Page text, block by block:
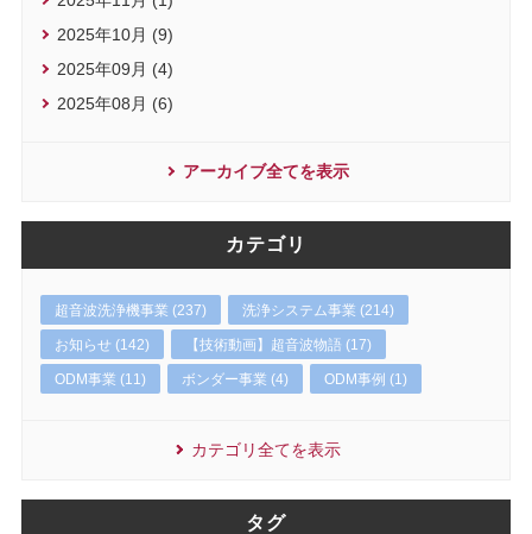
2025年10月 (9)
2025年09月 (4)
2025年08月 (6)
アーカイブ全てを表示
カテゴリ
超音波洗浄機事業 (237) 洗浄システム事業 (214)
お知らせ (142) 【技術動画】超音波物語 (17)
ODM事業 (11) ボンダー事業 (4) ODM事例 (1)
カテゴリ全てを表示
タグ